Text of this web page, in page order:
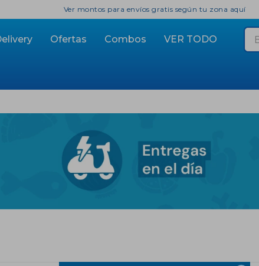
Ofertas Combos VER TODO
Ver montos para envíos gratis según tu zona aquí